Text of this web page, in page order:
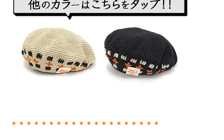
＊＊＊＊＊＊＊＊＊＊＊＊＊＊＊＊＊＊＊＊